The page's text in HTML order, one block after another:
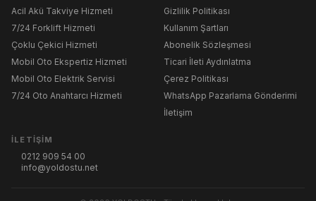
Acil Akü Takviye Hizmeti
7/24 Forklift Hizmeti
Çoklu Çekici Hizmeti
Mobil Oto Ekspertiz Hizmeti
Mobil Oto Elektrik Servisi
7/24 Oto Anahtarcı Hizmeti
Gizlilik Politikası
Kullanım Şartları
Abonelik Sözleşmesi
Ticari İleti Aydınlatma
Çerez Politikası
WhatsApp Pazarlama Gönderimi
İletişim
İLETIŞIM
0212 909 54 00
info@yoldostu.net